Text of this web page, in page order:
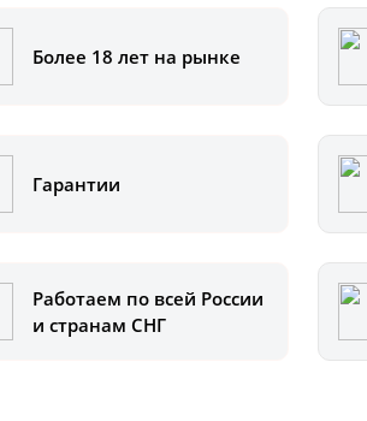
Более 18 лет на рынке
Гарантии
Работаем по всей России
и странам СНГ